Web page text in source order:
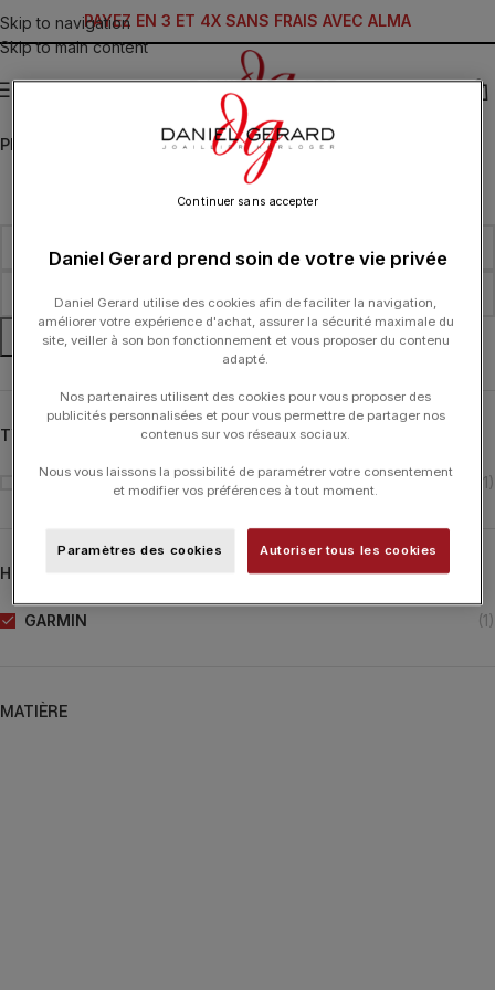
Skip to navigation
Skip to main content
PAYEZ EN 3 ET 4X SANS FRAIS AVEC ALMA
MENU
PRIX
FILTRER
TYPOLOGIE
Montre (1)
HORLOGER
GARMIN (1)
MATIÈRE
Daniel Gerard prend soin de votre vie privée
Daniel Gerard utilise des cookies afin de faciliter la navigation,
améliorer votre expérience d'achat, assurer la sécurité maximale du
site, veiller à son bon fonctionnement et vous proposer du contenu
adapté.
Nos partenaires utilisent des cookies pour vous proposer des
publicités personnalisées et pour vous permettre de partager nos
contenus sur vos réseaux sociaux.
Nous vous laissons la possibilité de paramétrer votre consentement
et modifier vos préférences à tout moment.
Paramètres des cookies Autoriser tous les cookies
Continuer sans accepter